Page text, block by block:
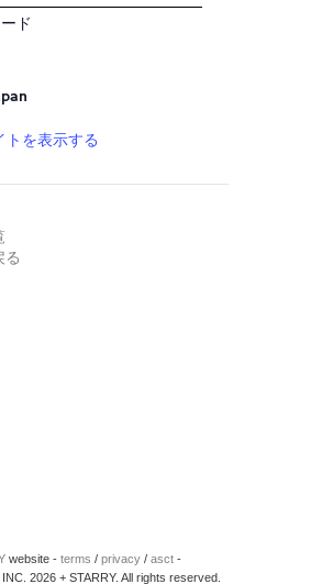
ド
を表示する
る
website - terms / privacy / asct -
2026 + STARRY. All rights reserved.